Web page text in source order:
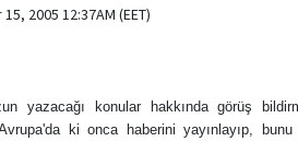
2005 12:37AM (EET)
yazacağı konular hakkında görüş
ki onca haberini yayınlayıp,